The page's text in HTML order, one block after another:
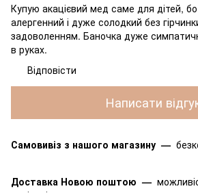
Купую акацієвий мед саме для дітей,
алергенний і дуже солодкий без
задоволенням. Баночка дуже
в руках.
Відповісти
Написати
Самовивіз з нашого магазину—
Доставка Новою поштою —